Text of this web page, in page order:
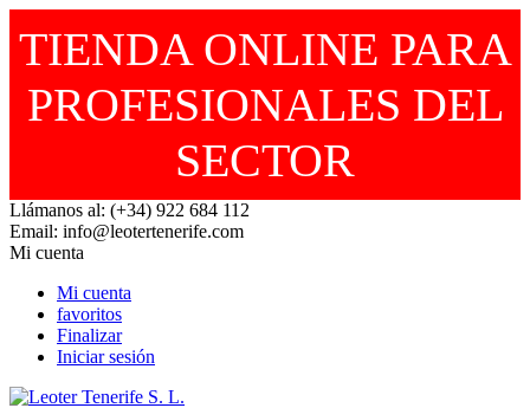
TIENDA ONLINE PARA
PROFESIONALES DEL
SECTOR
Llámanos al: (+34) 922 684 112
Email: info@leotertenerife.com
Mi cuenta
Mi cuenta
favoritos
Finalizar
Iniciar sesión